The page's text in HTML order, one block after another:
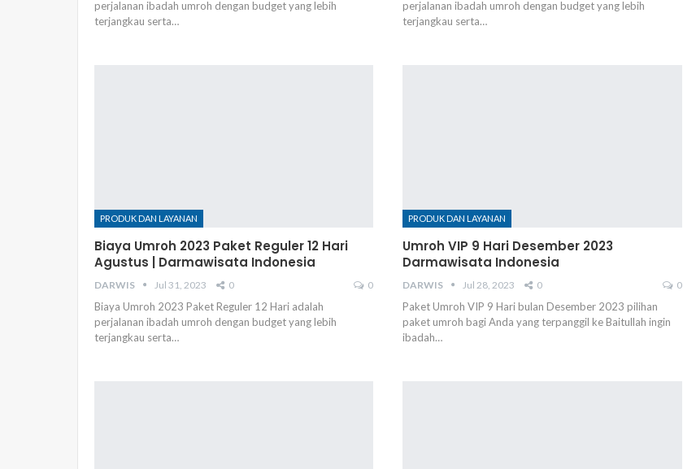
perjalanan ibadah umroh dengan budget yang lebih
terjangkau serta…
perjalanan ibadah umroh dengan budget yang lebih
terjangkau serta…
PRODUK DAN LAYANAN
Biaya Umroh 2023 Paket Reguler 12 Hari
Agustus | Darmawisata Indonesia
DARWIS Jul 31, 2023 0 0
Biaya Umroh 2023 Paket Reguler 12 Hari adalah
perjalanan ibadah umroh dengan budget yang lebih
terjangkau serta…
PRODUK DAN LAYANAN
Umroh VIP 9 Hari Desember 2023
Darmawisata Indonesia
DARWIS Jul 28, 2023 0 0
Paket Umroh VIP 9 Hari bulan Desember 2023 pilihan
paket umroh bagi Anda yang terpanggil ke Baitullah ingin
ibadah…